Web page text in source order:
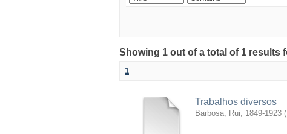
Showing 1 out of a total of 1 results
1
Trabalhos diversos
Barbosa, Rui, 1849-1923 (